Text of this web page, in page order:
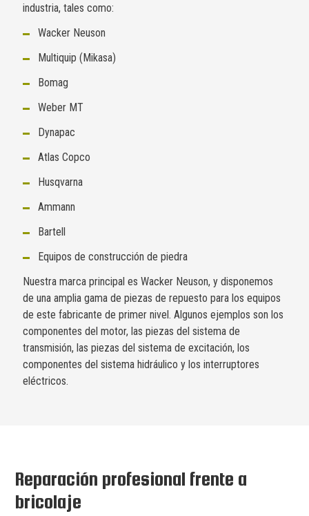
industria, tales como:
Wacker Neuson
Multiquip (Mikasa)
Bomag
Weber MT
Dynapac
Atlas Copco
Husqvarna
Ammann
Bartell
Equipos de construcción de piedra
Nuestra marca principal es Wacker Neuson, y disponemos
de una amplia gama de piezas de repuesto para los equipos
de este fabricante de primer nivel. Algunos ejemplos son los
componentes del motor, las piezas del sistema de
transmisión, las piezas del sistema de excitación, los
componentes del sistema hidráulico y los interruptores
eléctricos.
Reparación profesional frente a
bricolaje